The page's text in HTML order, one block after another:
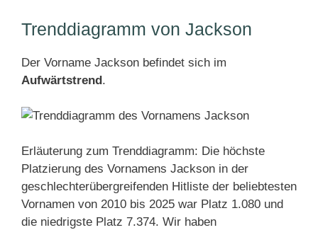
Trenddiagramm von Jackson
Der Vorname Jackson befindet sich im
Aufwärtstrend.
Erläuterung zum Trenddiagramm: Die höchste
Platzierung des Vornamens Jackson in der
geschlechterübergreifenden Hitliste der beliebtesten
Vornamen von 2010 bis 2025 war Platz 1.080 und
die niedrigste Platz 7.374. Wir haben